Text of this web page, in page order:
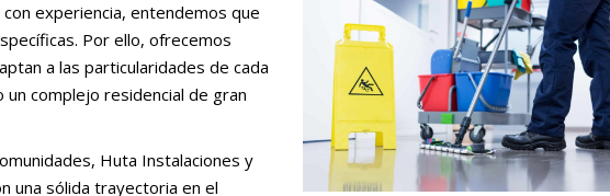
experiencia, entendemos que
Por ello, ofrecemos
a las particularidades de cada
complejo residencial de gran
Huta Instalaciones y
una sólida trayectoria en el